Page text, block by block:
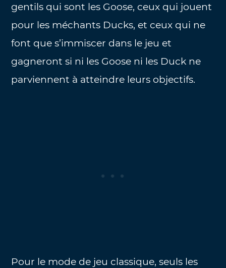
gentils qui sont les Goose, ceux qui jouent
pour les méchants Ducks, et ceux qui ne
font que s’immiscer dans le jeu et
gagneront si ni les Goose ni les Duck ne
parviennent à atteindre leurs objectifs.
Pour le mode de jeu classique, seuls les